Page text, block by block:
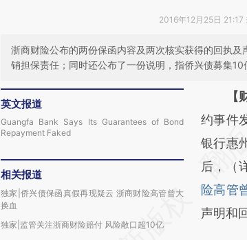
2016年12月25日 21:17
浙商财险公布的两份保函内容及两次核实获得的回执
销担保责任；同时还公布了一份说明，指侨兴债募集
英文报道
Guangfa Bank Says Its Guarantees of Bond
Repayment Faked
相关报道
独家|侨兴债保函真假再现疑云 浙商财险高管曾大
换血
独家|监管关注浙商财险赔付 风险敞口超10亿
请务
AI
成，可
新观点
约事件
银行惠
后，（
险高管
声明和